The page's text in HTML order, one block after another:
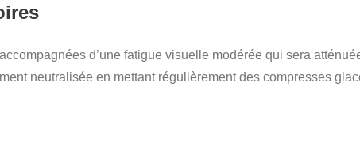
d’une fatigue visuelle modérée qui sera
neutralisée en mettant régulièrement des compresses